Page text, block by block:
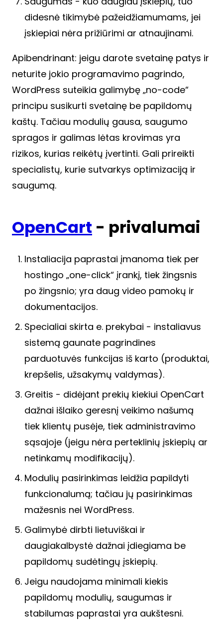
didesnė tikimybė pažeidžiamumams, jei
įskiepiai nėra prižiūrimi ar atnaujinami.
Apibendrinant: jeigu darote svetainę patys ir
neturite jokio programavimo pagrindo,
WordPress suteikia galimybę „no-code“
principu susikurti svetainę be papildomų
kaštų. Tačiau modulių gausa, saugumo
spragos ir galimas lėtas krovimas yra
rizikos, kurias reikėtų įvertinti. Gali prireikti
specialistų, kurie sutvarkys optimizaciją ir
saugumą.
OpenCart - privalumai
Instaliacija paprastai įmanoma tiek per
hostingo „one-click“ įrankį, tiek žingsnis
po žingsnio; yra daug video pamokų ir
dokumentacijos.
Specialiai skirta e. prekybai - instaliavus
sistemą gaunate pagrindines
parduotuvės funkcijas iš karto (produktai,
krepšelis, užsakymų valdymas).
Greitis - didėjant prekių kiekiui OpenCart
dažnai išlaiko geresnį veikimo našumą
tiek klientų pusėje, tiek administravimo
sąsajoje (jeigu nėra perteklinių įskiepių ar
netinkamų modifikacijų).
Modulių pasirinkimas leidžia papildyti
funkcionalumą; tačiau jų pasirinkimas
mažesnis nei WordPress.
Galimybė dirbti lietuviškai ir
daugiakalbystė dažnai įdiegiama be
papildomų sudėtingų įskiepių.
Jeigu naudojama minimali kiekis
papildomų modulių, saugumas ir
stabilumas paprastai yra aukštesni.